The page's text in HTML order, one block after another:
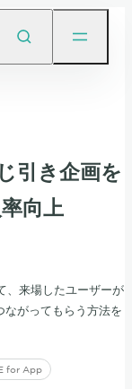
引き企画を
向上
、来場したユーザーが
がってもらう方法を
for App